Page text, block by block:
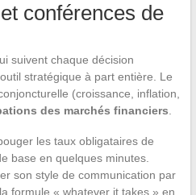
conférences de
suivent chaque décision
stratégique à part entière. Le
(croissance, inflation,
des marchés financiers
les taux obligataires de
base en quelques minutes.
son style de communication par
formule « whatever it takes » en